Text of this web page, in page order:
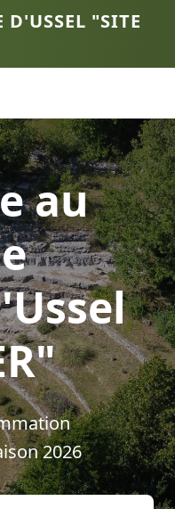
D'USSEL "SITE
au
2026